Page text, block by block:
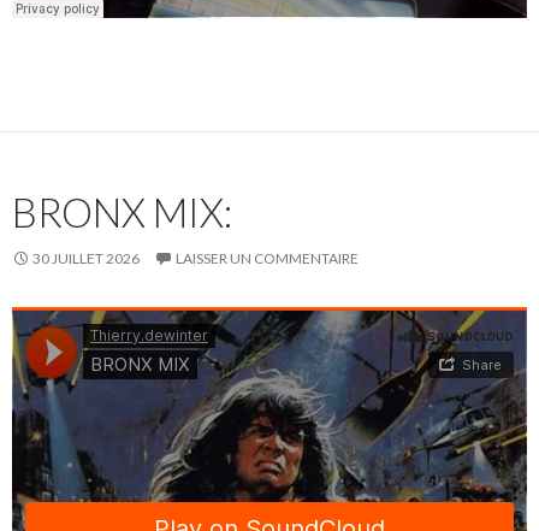
BRONX MIX:
30 JUILLET 2026 LAISSER UN COMMENTAIRE